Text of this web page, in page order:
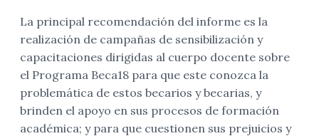
La principal recomendación del informe es la
realización de campañas de sensibilización y
capacitaciones dirigidas al cuerpo docente sobre
el Programa Beca18 para que este conozca la
problemática de estos becarios y becarias, y
brinden el apoyo en sus procesos de formación
académica; y para que cuestionen sus prejuicios y